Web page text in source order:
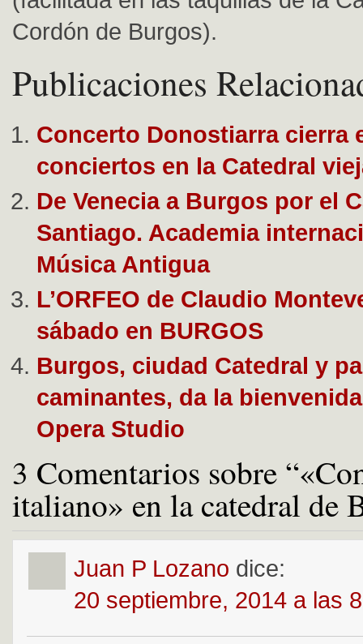
Cordón de Burgos).
Publicaciones
Concerto Donostiarra cierra
conciertos en la Catedral
De Venecia a Burgos por el
Santiago. Academia
Música Antigua
L’ORFEO de Claudio
sábado en BURGOS
Burgos, ciudad Catedral y
caminantes, da la
Opera Studio
3 Comentarios sobre
italiano» en la catedral de
Juan P Lozano dice:
20 septiembre, 2014 a las